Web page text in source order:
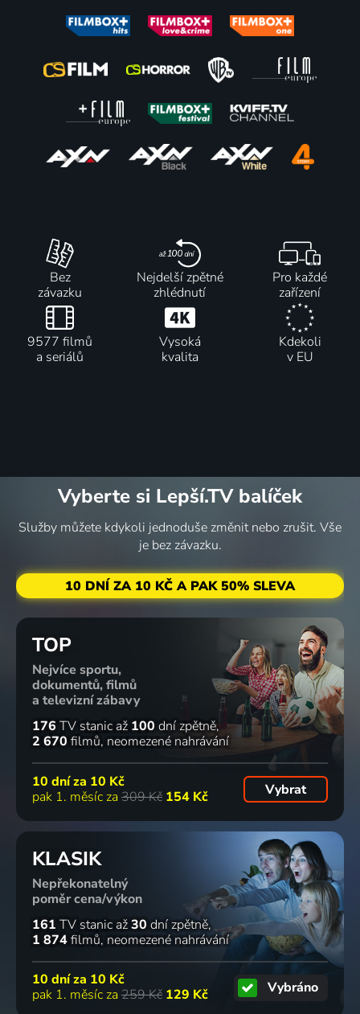
Bez
závazku
Nejdelší zpětné
zhlédnutí
Pro každé
zařízení
9577 filmů
a seriálů
Vysoká
kvalita
Kdekoli
v EU
Vyberte si Lepší.TV balíček
Služby můžete kdykoli jednoduše změnit nebo zrušit. Vše
je bez závazku.
10 DNÍ ZA 10 KČ A PAK 50% SLEVA
TOP
Nejvíce sportu,
dokumentů, filmů
a televizní zábavy
176 TV stanic až 100 dní zpětně
2 670 filmů neomezené nahrávání
10 dní za 10 Kč
pak 1. měsíc za 309 Kč 154 Kč Vybrat
KLASIK
Nepřekonatelný
poměr cena/výkon
161 TV stanic až30 dní zpětně
1 874filmů neomezené nahrávání
10 dní za 10 Kč
pak 1. měsíc za 259 Kč 129 Kč Vybráno